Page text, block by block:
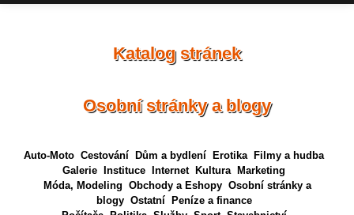
Katalog stránek
Osobní stránky a blogy
Auto-Moto Cestování Dům a bydlení Erotika
Filmy a hudba
Galerie
Instituce Internet Kultura
Marketing
Móda, Modeling Obchody a Eshopy Osobní stránky a
blogy Ostatní
Peníze a finance